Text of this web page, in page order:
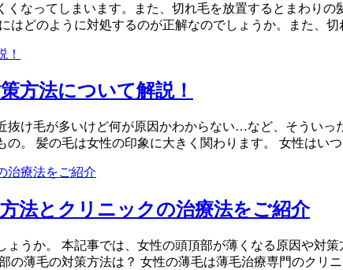
なってしまいます。また、切れ毛を放置するとまわり
はどのように対処するのが正解なのでしょうか。また、
方法について解説！
け毛が多いけど何が原因かわからない…など、そういっ
。 髪の毛は女性の印象に大きく関わります。 女性はい
法とクリニックの治療法をご紹介
うか。 本記事では、女性の頭頂部が薄くなる原因や対
薄毛の対策方法は？ 女性の薄毛は薄毛治療専門のクリ